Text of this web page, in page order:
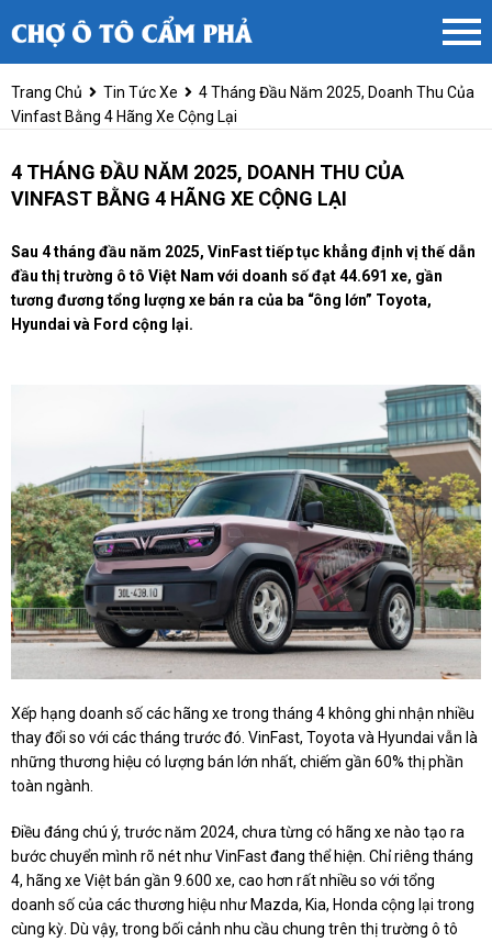
Trang Chủ Tin Tức Xe
4 Tháng Đầu Năm 2025, Doanh Thu Của
Vinfast Bằng 4 Hãng Xe Cộng Lại
4 THÁNG ĐẦU NĂM 2025, DOANH THU CỦA
VINFAST BẰNG 4 HÃNG XE CỘNG LẠI
Sau 4 tháng đầu năm 2025, VinFast tiếp tục khẳng định vị thế dẫn
đầu thị trường ô tô Việt Nam với doanh số đạt 44.691 xe, gần
tương đương tổng lượng xe bán ra của ba “ông lớn” Toyota,
Hyundai và Ford cộng lại.
Xếp hạng doanh số các hãng xe trong tháng 4 không ghi nhận nhiều
thay đổi so với các tháng trước đó. VinFast, Toyota và Hyundai vẫn là
những thương hiệu có lượng bán lớn nhất, chiếm gần 60% thị phần
toàn ngành.
Điều đáng chú ý, trước năm 2024, chưa từng có hãng xe nào tạo ra
bước chuyển mình rõ nét như VinFast đang thể hiện. Chỉ riêng tháng
4, hãng xe Việt bán gần 9.600 xe, cao hơn rất nhiều so với tổng
doanh số của các thương hiệu như Mazda, Kia, Honda cộng lại trong
cùng kỳ. Dù vậy, trong bối cảnh nhu cầu chung trên thị trường ô tô